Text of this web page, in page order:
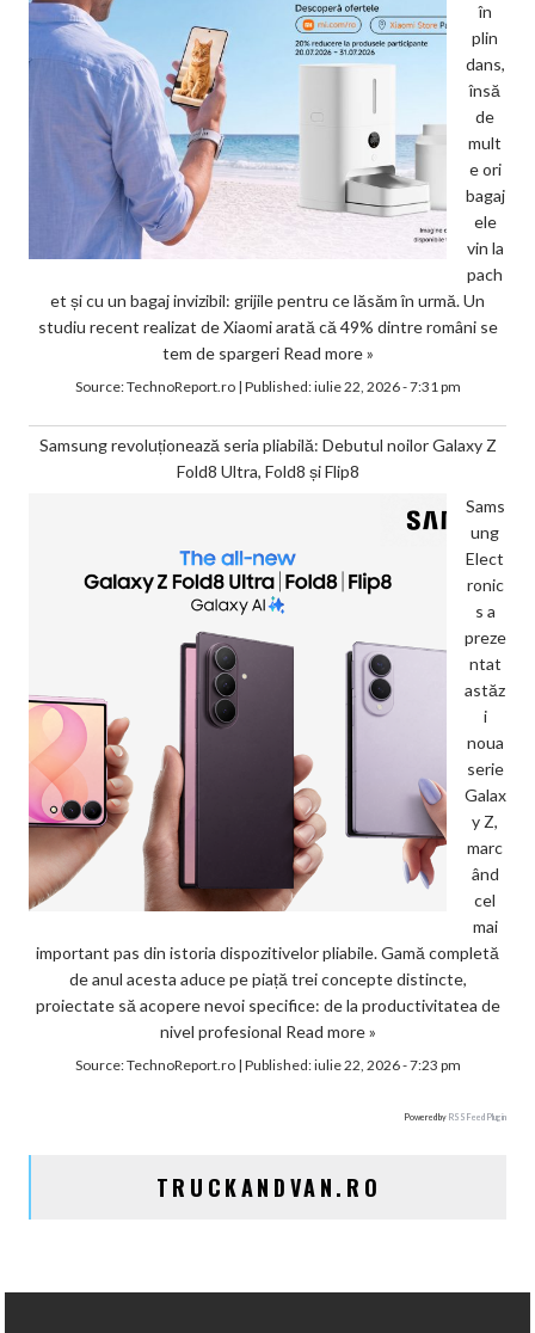
în
plin
dans,
însă
de
mult
e ori
bagaj
ele
vin la
pach
et și cu un bagaj invizibil: grijile pentru ce lăsăm în urmă. Un
studiu recent realizat de Xiaomi arată că 49% dintre români se
tem de spargeri Read more »
Source:TechnoReport.ro| Published:iulie 22, 2026 - 7:31 pm
Samsung revoluționează seria pliabilă: Debutul noilor Galaxy Z
Fold8 Ultra, Fold8 și Flip8
Sams
ung
Elect
ronic
s a
preze
ntat
astăz
i
noua
serie
Galax
y Z,
marc
ând
cel
mai
important pas din istoria dispozitivelor pliabile. Gamă completă
de anul acesta aduce pe piață trei concepte distincte,
proiectate să acopere nevoi specifice: de la productivitatea de
nivel profesional Read more »
Source:TechnoReport.ro| Published:iulie 22, 2026 - 7:23 pm
Powered by RSS Feed Plugin
TRUCKANDVAN.RO